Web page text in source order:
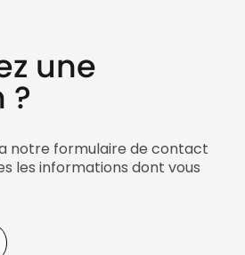
une
?
notre formulaire de contact
les informations dont vous